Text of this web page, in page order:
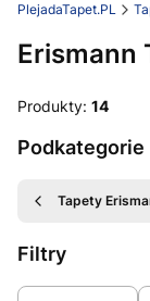
PlejadaTapet.PL
Erismann
Produkty: 14
Podkategorie
Tapety
Filtry